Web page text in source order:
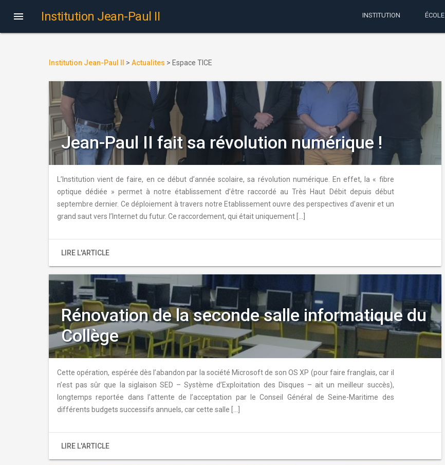
 Institution Jean-Paul II INSTITUTION ÉCOLE
Institution Jean-Paul II > Actualites > Espace TICE
Jean-Paul II fait sa révolution numérique !
L’Institution vient de faire, en ce début d’année scolaire, sa révolution numérique. En effet, la « fibre
optique dédiée » permet à notre établissement d’être raccordé au Très Haut Débit depuis début
septembre dernier. Ce déploiement à travers notre Etablissement ouvre des perspectives d’avenir et un
grand saut vers l’Internet du futur. Ce raccordement, qui était uniquement […]
LIRE L'ARTICLE
Rénovation de la seconde salle informatique du
Collège
Cette opération, espérée dès l’abandon par la société Microsoft de son OS XP (pour faire franglais, car il
n’est pas sûr que la siglaison SED – Système d’Exploitation des Disques – ait un meilleur succès),
longtemps reportée dans l’attente de l’acceptation par le Conseil Général de Seine-Maritime des
différents budgets successifs annuels, car cette salle […]
LIRE L'ARTICLE